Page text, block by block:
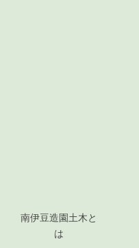
南伊豆造園土木と
は